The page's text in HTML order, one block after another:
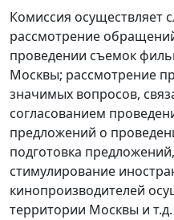
Комиссия осуществляет
рассмотрение
проведении съемок
Москвы; рассмотрение
значимых вопросов,
согласованием
предложений о
подготовка
стимулирование
кинопроизводителей
территории Москвы и т.д.